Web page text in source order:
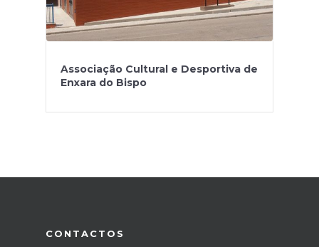
Associação Cultural e Desportiva de
Enxara do Bispo
CONTACTOS